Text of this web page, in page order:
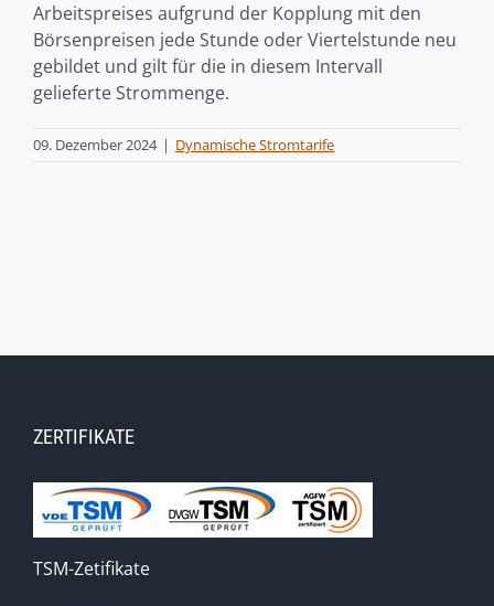
Arbeitspreises aufgrund der Kopplung mit den
Börsenpreisen jede Stunde oder Viertelstunde neu
gebildet und gilt für die in diesem Intervall
gelieferte Strommenge.
09. Dezember 2024 | Dynamische Stromtarife
ZERTIFIKATE
TSM-Zetifikate